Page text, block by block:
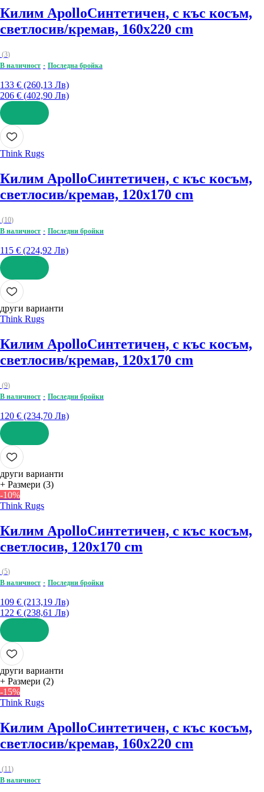
Килим ApolloСинтетичен, с къс косъм,
светлосив/кремав, 160x220 cm
(3)
В наличност
Последна бройка
133 € (260,13 Лв)
206 € (402,90 Лв)
ДОБАВИ
Think Rugs
Килим ApolloСинтетичен, с къс косъм,
светлосив/кремав, 120x170 cm
(10)
В наличност
Последни бройки
115 € (224,92 Лв)
ДОБАВИ
други варианти
Think Rugs
Килим ApolloСинтетичен, с къс косъм,
светлосив/кремав, 120x170 cm
(9)
В наличност
Последни бройки
120 € (234,70 Лв)
ДОБАВИ
други варианти
+ Размери (3)
-10%
Think Rugs
Килим ApolloСинтетичен, с къс косъм,
светлосив, 120x170 cm
(5)
В наличност
Последни бройки
109 € (213,19 Лв)
122 € (238,61 Лв)
ДОБАВИ
други варианти
+ Размери (2)
-15%
Think Rugs
Килим ApolloСинтетичен, с къс косъм,
светлосив/кремав, 160x220 cm
(11)
В наличност